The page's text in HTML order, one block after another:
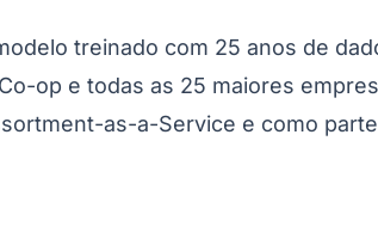
Caieiras Franco da RochaFrancisco Morato
treinado com 25 anos de
op e todas as 25 maiores
as-a-Service e como